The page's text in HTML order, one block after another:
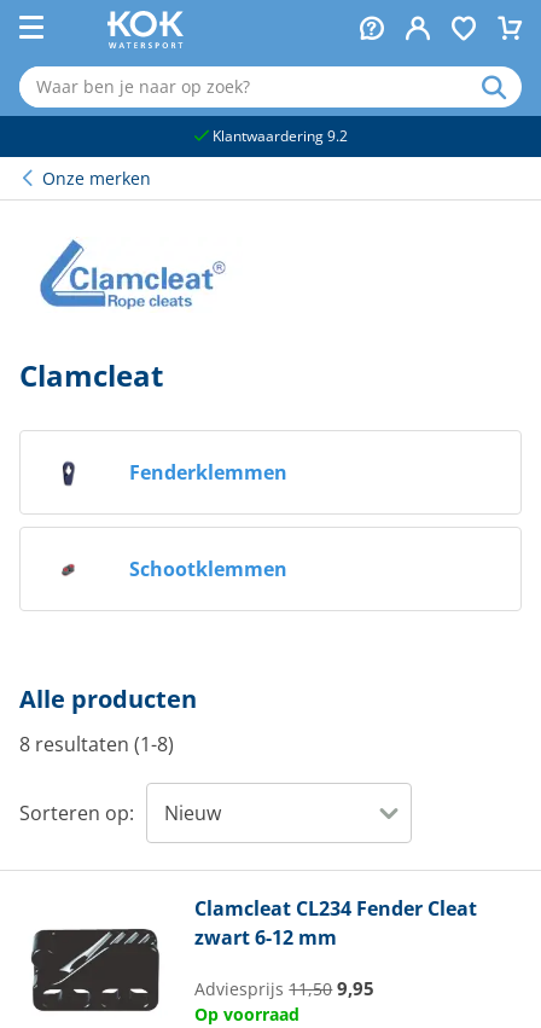
Klantwaardering 9.2
Onze merken
Clamcleat
Fenderklemmen
Schootklemmen
Alle producten
8 resultaten (1-8)
Sorteren op:
Clamcleat CL234 Fender Cleat
zwart 6-12 mm
Adviesprijs11,50 9,95
Op voorraad